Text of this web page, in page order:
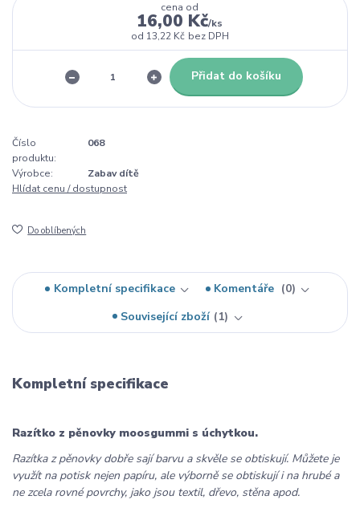
cena od
16,00 Kč/ks
od 13,22 Kč bez DPH
Přidat do košíku
Číslo
produktu:
068
Výrobce:
Zabav dítě
Hlídat cenu / dostupnost
Do oblíbených
Kompletní specifikace Komentáře
0
Související zboží
1
Kompletní specifikace
Razítko z pěnovky moosgummi s úchytkou.
Razítka z pěnovky dobře sají barvu a skvěle se obtiskují. Můžete je
využít na potisk nejen papíru, ale výborně se obtiskují i na hrubé a
ne zcela rovné povrchy, jako jsou textil, dřevo, stěna apod.